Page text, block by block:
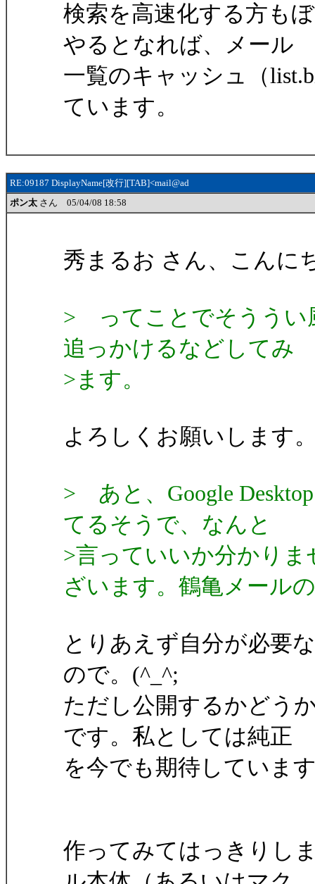
検索を高速化する方も
やるとなれば、メール
一覧のキャッシュ（
ています。
RE:09187 DisplayName[改行][TAB]<mail@ad
ポン太 さん 05/04/08 18:58
秀まるお さん、こんに
> ってことでそううい
追っかけるなどしてみ
>ます。
よろしくお願いします
> あと、Google
てるそうで、なんと
>言っていいか分かり
ざいます。鶴亀メールの
とりあえず自分が必要
ので。(^_^;
ただし公開するかどう
です。私としては純正
を今でも期待していま
作ってみてはっきりし